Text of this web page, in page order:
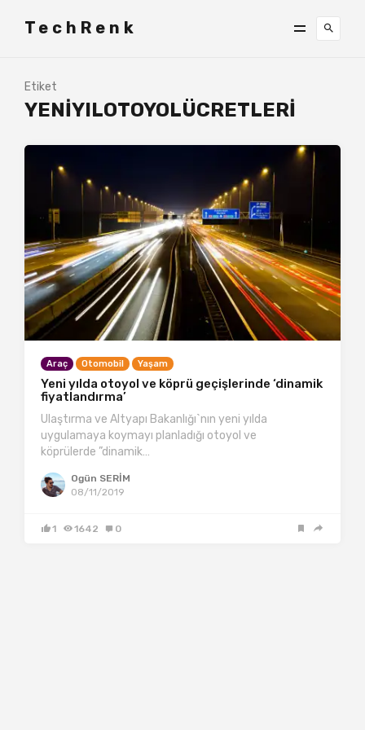
TechRenk
Etiket
YENIYILOTOYOLÜCRETLERI
Araç Otomobil Yaşam
Yeni yılda otoyol ve köprü geçişlerinde ‘dinamik
fiyatlandırma’
Ulaştırma ve Altyapı Bakanlığı`nın yeni yılda
uygulamaya koymayı planladığı otoyol ve
köprülerde ”dinamik…
Ogün SERİM
08/11/2019
1 1642 0